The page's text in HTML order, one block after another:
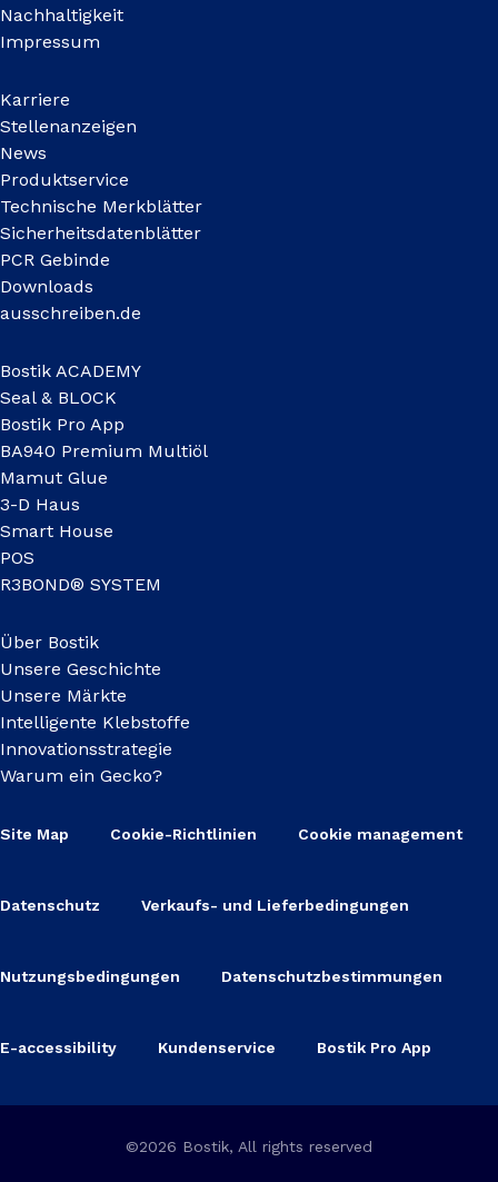
Nachhaltigkeit
Impressum
Karriere
Stellenanzeigen
News
Produktservice
Technische Merkblätter
Sicherheitsdatenblätter
PCR Gebinde
Downloads
ausschreiben.de
Bostik ACADEMY
Seal & BLOCK
Bostik Pro App
BA940 Premium Multiöl
Mamut Glue
3-D Haus
Smart House
POS
R3BOND® SYSTEM
Über Bostik
Unsere Geschichte
Unsere Märkte
Intelligente Klebstoffe
Innovationsstrategie
Warum ein Gecko?
Site Map Cookie-Richtlinien Cookie management
Datenschutz Verkaufs- und Lieferbedingungen
Nutzungsbedingungen Datenschutzbestimmungen
E-accessibility Kundenservice Bostik Pro App
©2026 Bostik, All rights reserved